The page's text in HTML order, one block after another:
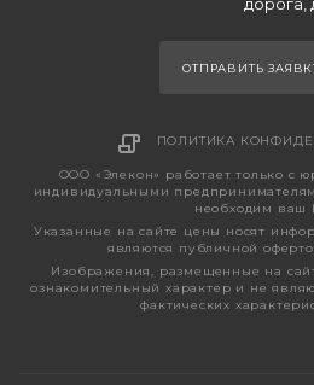
ОТПРАВИТЬ
ПОЛИТИКА
ООО «Элекон» работает только с
индивидуальными
необходим ваш
Указанные на сайте цены носят
являются публичной
Изображения, размещенные на
ознакомительный характер и не
фактических